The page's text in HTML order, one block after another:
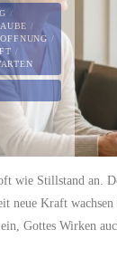
/
/
/
/
wie Stillstand an.
neue Kraft
Gottes Wirken